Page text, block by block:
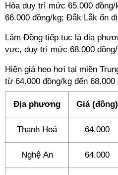
Hòa duy trì mức 65.000
66.000 đồng/kg; Đắk Lắk ổn
Lâm Đồng tiếp tục là địa
vực, duy trì mức 68.000
Hiện giá heo hơi tại miền
từ 64.000 đồng/kg đến 68.000
Địa phương Giá (đồng)
Thanh Hoá 64.000
Nghệ An 64.000